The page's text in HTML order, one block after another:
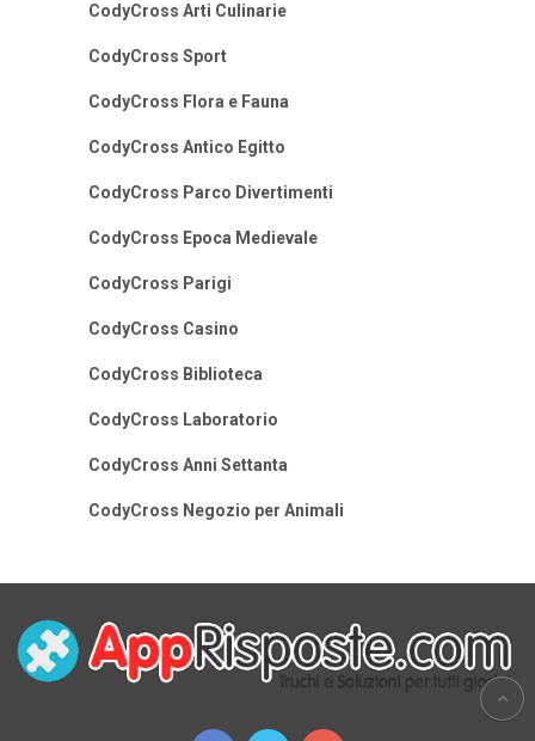
CodyCross Arti Culinarie
CodyCross Sport
CodyCross Flora e Fauna
CodyCross Antico Egitto
CodyCross Parco Divertimenti
CodyCross Epoca Medievale
CodyCross Parigi
CodyCross Casino
CodyCross Biblioteca
CodyCross Laboratorio
CodyCross Anni Settanta
CodyCross Negozio per Animali